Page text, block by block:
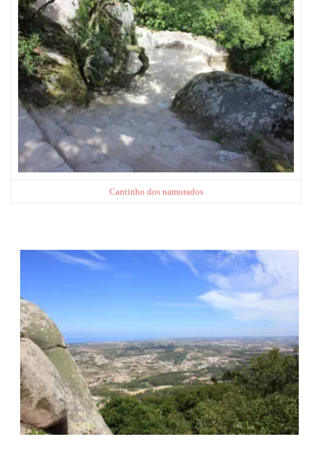
Cantinho dos namorados